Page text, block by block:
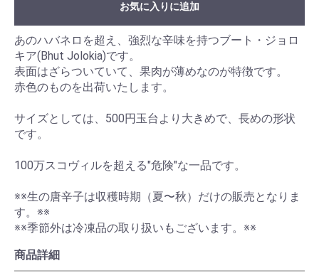
お気に入りに追加
あのハバネロを超え、強烈な辛味を持つブート・ジョロ
キア(Bhut Jolokia)です。
表面はざらついていて、果肉が薄めなのが特徴です。
赤色のものを出荷いたします。
サイズとしては、500円玉台より大きめで、長めの形状
です。
100万スコヴィルを超える"危険"な一品です。
※※生の唐辛子は収穫時期（夏〜秋）だけの販売となりま
す。※※
※※季節外は冷凍品の取り扱いもございます。※※
商品詳細